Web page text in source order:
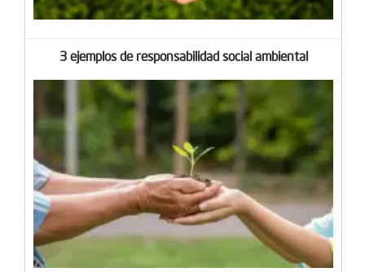
3 ejemplos de responsabilidad social ambiental